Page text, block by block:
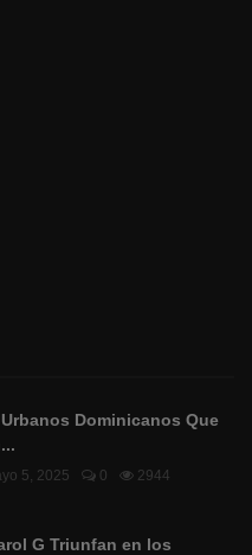
Dominicanos Que
5, 2025 0 2944
G Triunfan en los